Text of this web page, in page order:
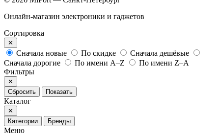
Онлайн-магазин электроники и гаджетов
Сортировка
✕
Сначала новые По скидке
Сначала дешёвые
Сначала дорогие
По имени A–Z
По имени Z–A
Фильтры
✕
Сбросить
Показать
Каталог
✕
Категории
Бренды
Меню